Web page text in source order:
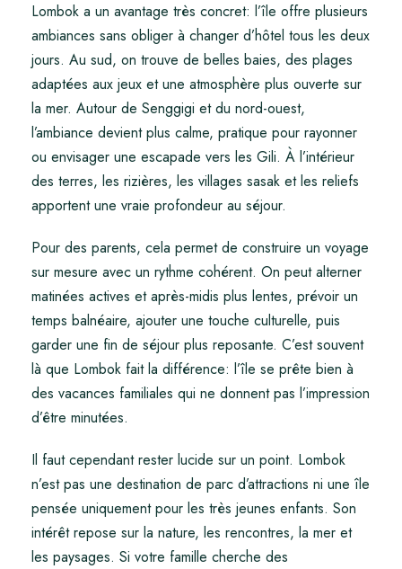
Lombok a un avantage très concret: l’île offre plusieurs
ambiances sans obliger à changer d’hôtel tous les deux
jours. Au sud, on trouve de belles baies, des plages
adaptées aux jeux et une atmosphère plus ouverte sur
la mer. Autour de Senggigi et du nord-ouest,
l’ambiance devient plus calme, pratique pour rayonner
ou envisager une escapade vers les Gili. À l’intérieur
des terres, les rizières, les villages sasak et les reliefs
apportent une vraie profondeur au séjour.
Pour des parents, cela permet de construire un voyage
sur mesure avec un rythme cohérent. On peut alterner
matinées actives et après-midis plus lentes, prévoir un
temps balnéaire, ajouter une touche culturelle, puis
garder une fin de séjour plus reposante. C’est souvent
là que Lombok fait la différence: l’île se prête bien à
des vacances familiales qui ne donnent pas l’impression
d’être minutées.
Il faut cependant rester lucide sur un point. Lombok
n’est pas une destination de parc d’attractions ni une île
pensée uniquement pour les très jeunes enfants. Son
intérêt repose sur la nature, les rencontres, la mer et
les paysages. Si votre famille cherche des